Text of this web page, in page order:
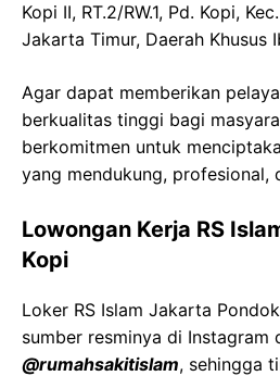
Kopi II, RT.2/RW.1, Pd. Kopi,
Jakarta Timur, Daerah Khusus
Agar dapat memberikan
berkualitas tinggi bagi
berkomitmen untuk
yang mendukung, profesional,
Lowongan Kerja RS
Kopi
Loker RS Islam Jakarta
sumber resminya di Instagram
@rumahsakitislam, sehingga